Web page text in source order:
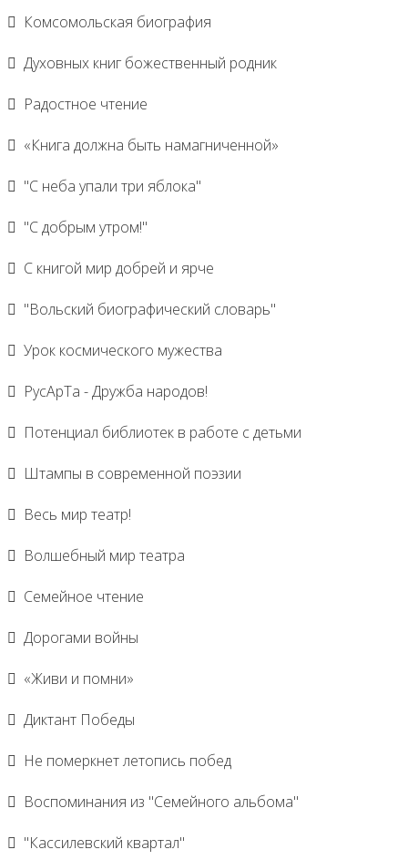
Комсомольская биография
Духовных книг божественный родник
Радостное чтение
«Книга должна быть намагниченной»
"С неба упали три яблока"
"С добрым утром!"
С книгой мир добрей и ярче
"Вольский биографический словарь"
Урок космического мужества
РусАрТа - Дружба народов!
Потенциал библиотек в работе с детьми
Штампы в современной поэзии
Весь мир театр!
Волшебный мир театра
Семейное чтение
Дорогами войны
«Живи и помни»
Диктант Победы
Не померкнет летопись побед
Воспоминания из "Семейного альбома"
"Кассилевский квартал"